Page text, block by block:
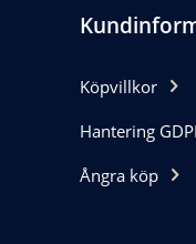
Köpvillkor
Hantering
Ångra köp